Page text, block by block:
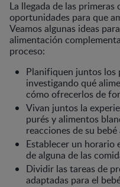
La llegada de las
oportunidades para que
Veamos algunas ideas
alimentación
proceso:
Planifiquen juntos los
investigando qué
cómo ofrecerlos de
Vivan juntos la
purés y alimentos
reacciones de su
Establecer un horario
de alguna de las
Dividir las tareas de
adaptadas para el